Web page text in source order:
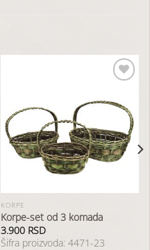
Dodaj
listu
želja
KORPE
Korpe-set od 3 komada
3.900 RSD
Šifra proizvoda: 4471-23